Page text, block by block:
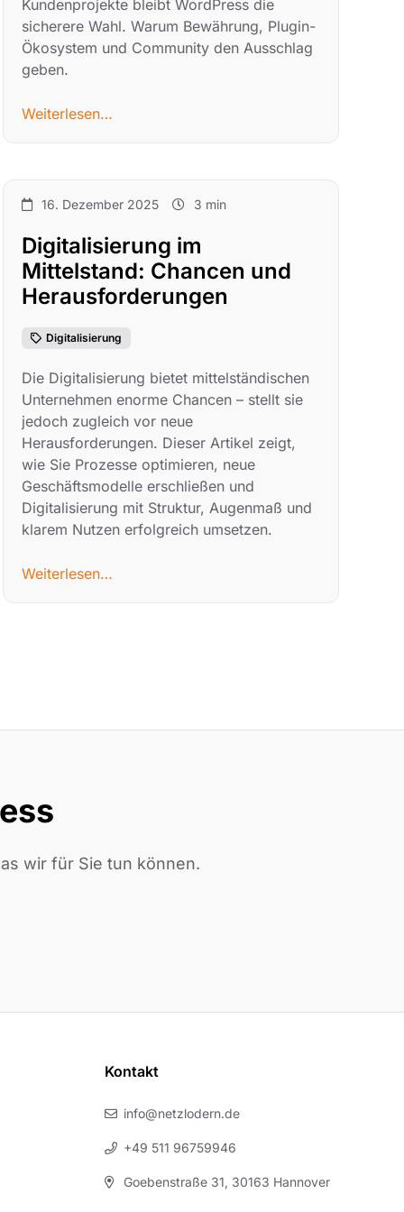
Kundenprojekte bleibt WordPress die
sicherere Wahl. Warum Bewährung, Plugin-
Ökosystem und Community den Ausschlag
geben.
Weiterlesen…
16. Dezember 2025 3 min
Digitalisierung im
Mittelstand: Chancen und
Herausforderungen
Digitalisierung
Die Digitalisierung bietet mittelständischen
Unternehmen enorme Chancen – stellt sie
jedoch zugleich vor neue
Herausforderungen. Dieser Artikel zeigt,
wie Sie Prozesse optimieren, neue
Geschäftsmodelle erschließen und
Digitalisierung mit Struktur, Augenmaß und
klarem Nutzen erfolgreich umsetzen.
Weiterlesen…
wir für Sie tun können.
Kontakt
info@netzlodern.de
+49 511 96759946
Goebenstraße 31, 30163 Hannover